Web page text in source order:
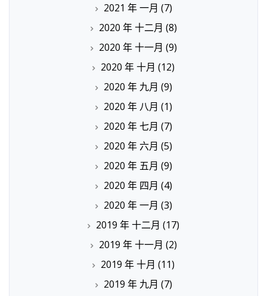
2021 年 一月 (7)
2020 年 十二月 (8)
2020 年 十一月 (9)
2020 年 十月 (12)
2020 年 九月 (9)
2020 年 八月 (1)
2020 年 七月 (7)
2020 年 六月 (5)
2020 年 五月 (9)
2020 年 四月 (4)
2020 年 一月 (3)
2019 年 十二月 (17)
2019 年 十一月 (2)
2019 年 十月 (11)
2019 年 九月 (7)